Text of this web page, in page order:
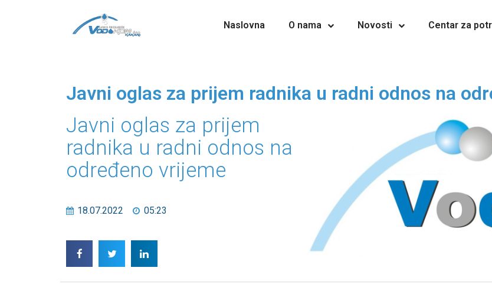
Naslovna O nama Novosti Centar za
Javni oglas za prijem radnika u radni odnos na
Javni oglas za prijem
radnika u radni odnos na
određeno vrijeme
18.07.2022 05:23